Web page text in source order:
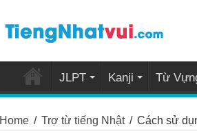
JLPT Kanji Từ
Home / Trợ từ tiếng Nhật / Cách sử